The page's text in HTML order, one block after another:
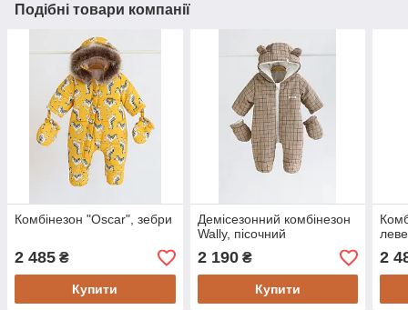
Подібні товари компанії
Комбінезон "Oscar", зебри
2 485 ₴
Купити
Демісезонний комбінезон
Wally, пісочний
2 190₴
Купити
2